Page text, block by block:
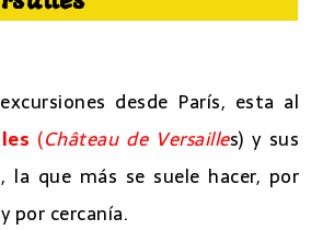
desde París, esta al
(Château de Versailles) y sus
la que más se suele hacer, por
por cercanía.